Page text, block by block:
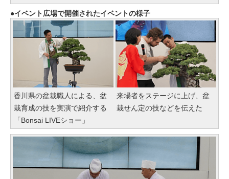
イベント広場で開催されたイベントの様子
香川県の盆栽職人による、盆
栽育成の技を実演で紹介する
「Bonsai LIVEショー」
来場者をステージに上げ、盆
栽せん定の技などを伝えた